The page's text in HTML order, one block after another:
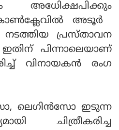
അധിേക്ഷപിക്കും
അടൂർ
പ്രസ്താവന
ഇതിന് പിന്നാലെയാണ്
വിനായകൻ രം​ഗ
ലെഗിൻസോ ഇടുന്ന
ചിത്രീകരിച്ച